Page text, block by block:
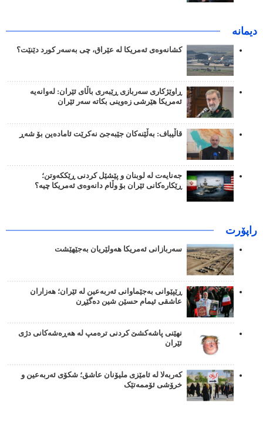
دیمانە
کشانەوەی ئەمریکا لە عێراق، چی بەسەر کورد دێنێت؟
ڕاوێژکاری سەربازی ڕێبەری باڵای ئێران: لەوانەیە
ئەمریکا هێرشی زەوینی بکاتە سەر ئێران
قاڵیباف: بەڵێنەکان جێبەجێ نەکرێت ئامادەین بۆ شەڕ
جەنایەت لە لوبنان و پێشێل کردنی ڕێککەوتن؛
ڕێکارەکانی ئێران بۆ وڵام دانەوەی ئەمریکا چیە؟
راپۆرت
سەربازانی ئەمریکا هەولێریان بەجێهێشت
ڕێپێوانی بەجێماوانی ئەربەعین لە ئێران؛ هەزاران
عاشقی ئیمام حسێن شین دەگێڕن
نهێنی پاشەکشێ کردنی ترەمپ لە هەڕەشەکانی دژی
ئێران
کەربەلا لە ئامێزی ملیۆنان عاشق؛ شکۆی ئەربەعین و
خرۆشی ئۆممەتێک